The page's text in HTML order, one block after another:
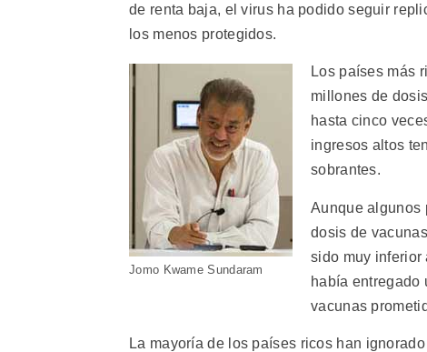
de renta baja, el virus ha podido seguir
los menos protegidos.
Jomo Kwame Sundaram
Los países más
millones de
hasta cinco
ingresos altos
sobrantes.
Aunque algunos
dosis de
sido muy inferior
había entregado
vacunas
La mayoría de los países ricos han